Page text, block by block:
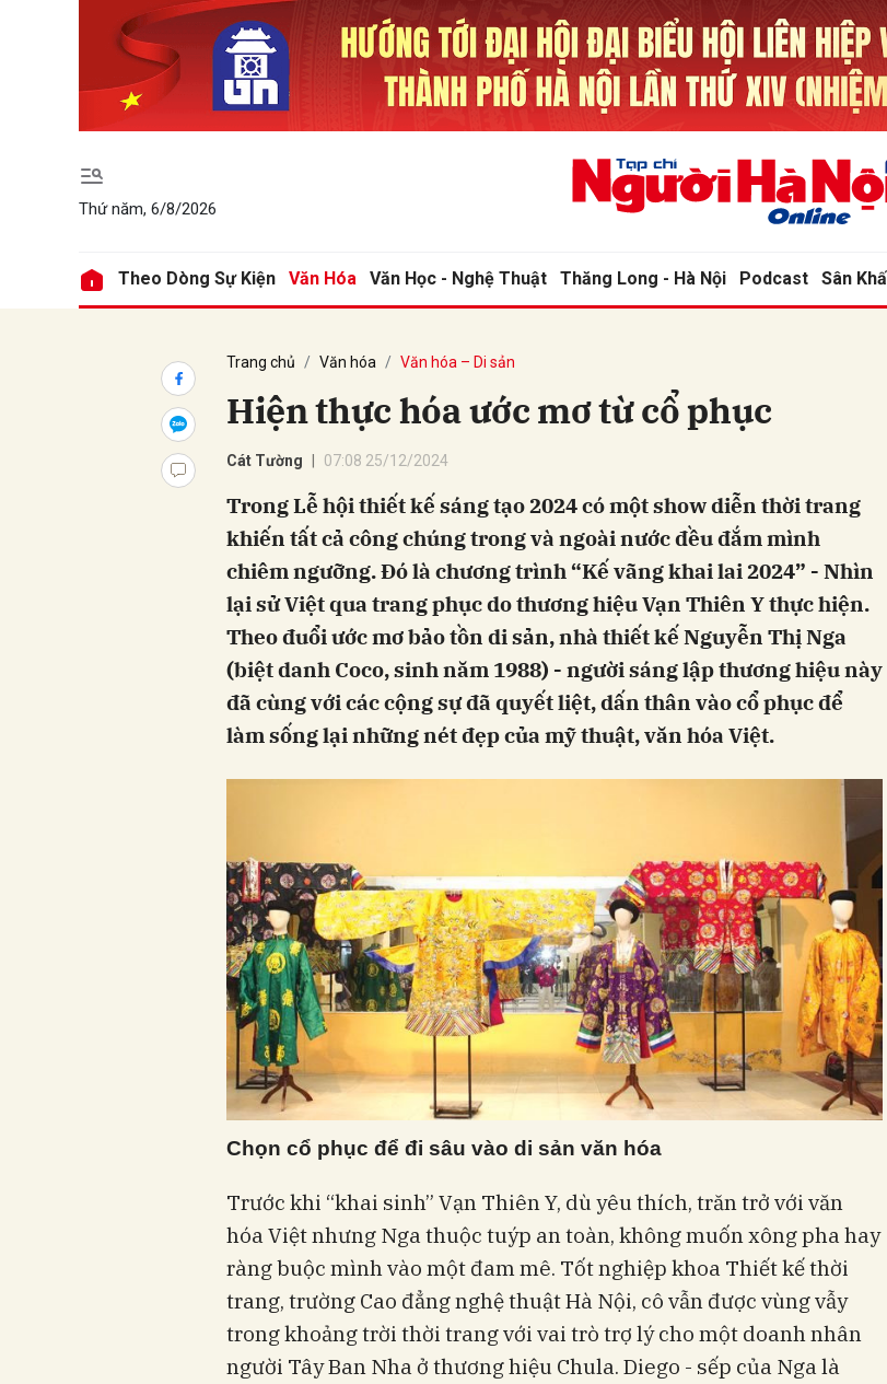
Thứ năm, 6/8/2026
Theo Dòng Sự Kiện Văn Hóa Văn Học - Nghệ Thuật Thăng Long - Hà Nội Podcast Sân
Trang chủ Văn hóa Văn hóa – Di sản
Hiện thực hóa ước mơ từ cổ phục
Cát Tường 07:08 25/12/2024
Trong Lễ hội thiết kế sáng tạo 2024 có một show diễn thời trang
khiến tất cả công chúng trong và ngoài nước đều đắm mình
chiêm ngưỡng. Đó là chương trình “Kế vãng khai lai 2024” - Nhìn
lại sử Việt qua trang phục do thương hiệu Vạn Thiên Y thực hiện.
Theo đuổi ước mơ bảo tồn di sản, nhà thiết kế Nguyễn Thị Nga
(biệt danh Coco, sinh năm 1988) - người sáng lập thương hiệu này
đã cùng với các cộng sự đã quyết liệt, dấn thân vào cổ phục để
làm sống lại những nét đẹp của mỹ thuật, văn hóa Việt.
Chọn cổ phục để đi sâu vào di sản văn hóa
Trước khi “khai sinh” Vạn Thiên Y, dù yêu thích, trăn trở với văn
hóa Việt nhưng Nga thuộc tuýp an toàn, không muốn xông pha hay
ràng buộc mình vào một đam mê. Tốt nghiệp khoa Thiết kế thời
trang, trường Cao đẳng nghệ thuật Hà Nội, cô vẫn được vùng vẫy
trong khoảng trời thời trang với vai trò trợ lý cho một doanh nhân
người Tây Ban Nha ở thương hiệu Chula. Diego - sếp của Nga là
Gửi bình luận